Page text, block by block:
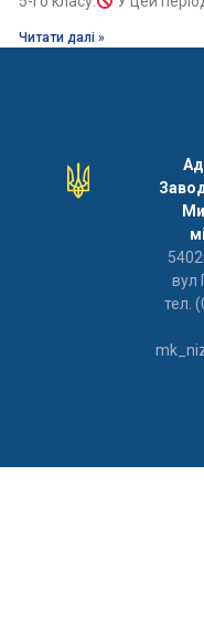
Читати далі »
вул
тел.